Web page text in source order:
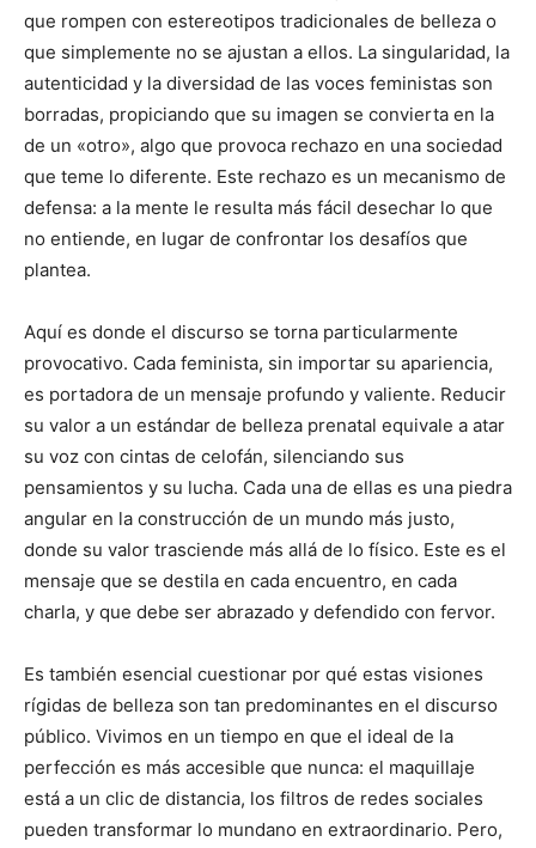
que rompen con estereotipos tradicionales de belleza o
que simplemente no se ajustan a ellos. La singularidad, la
autenticidad y la diversidad de las voces feministas son
borradas, propiciando que su imagen se convierta en la
de un «otro», algo que provoca rechazo en una sociedad
que teme lo diferente. Este rechazo es un mecanismo de
defensa: a la mente le resulta más fácil desechar lo que
no entiende, en lugar de confrontar los desafíos que
plantea.
Aquí es donde el discurso se torna particularmente
provocativo. Cada feminista, sin importar su apariencia,
es portadora de un mensaje profundo y valiente. Reducir
su valor a un estándar de belleza prenatal equivale a atar
su voz con cintas de celofán, silenciando sus
pensamientos y su lucha. Cada una de ellas es una piedra
angular en la construcción de un mundo más justo,
donde su valor trasciende más allá de lo físico. Este es el
mensaje que se destila en cada encuentro, en cada
charla, y que debe ser abrazado y defendido con fervor.
Es también esencial cuestionar por qué estas visiones
rígidas de belleza son tan predominantes en el discurso
público. Vivimos en un tiempo en que el ideal de la
perfección es más accesible que nunca: el maquillaje
está a un clic de distancia, los filtros de redes sociales
pueden transformar lo mundano en extraordinario. Pero,